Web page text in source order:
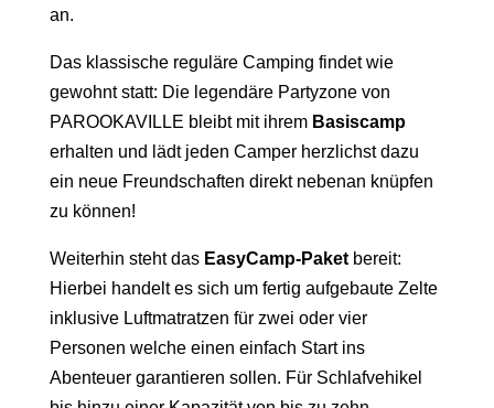
an.
Das klassische reguläre Camping findet wie
gewohnt statt: Die legendäre Partyzone von
PAROOKAVILLE bleibt mit ihrem Basiscamp
erhalten und lädt jeden Camper herzlichst dazu
ein neue Freundschaften direkt nebenan knüpfen
zu können!
Weiterhin steht das EasyCamp-Paketbereit:
Hierbei handelt es sich um fertig aufgebaute Zelte
inklusive Luftmatratzen für zwei oder vier
Personen welche einen einfach Start ins
Abenteuer garantieren sollen. Für Schlafvehikel